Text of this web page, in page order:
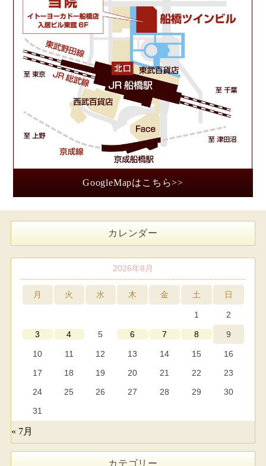
GoogleMapはこちら>>
カレンダー
2026年8月
月 火 水 木 金 土 日
1 2
3 4 5 6 7 8 9
10 11 12 13 14 15
16
17
18 19 20 21 22
23
24
25 26 27 28 29
30
31
« 7月
カテゴリー